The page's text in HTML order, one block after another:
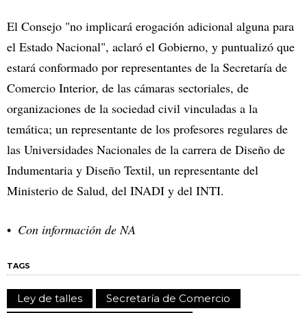
El Consejo "no implicará erogación adicional alguna para
el Estado Nacional", aclaró el Gobierno, y puntualizó que
estará conformado por representantes de la Secretaría de
Comercio Interior, de las cámaras sectoriales, de
organizaciones de la sociedad civil vinculadas a la
temática; un representante de los profesores regulares de
las Universidades Nacionales de la carrera de Diseño de
Indumentaria y Diseño Textil, un representante del
Ministerio de Salud, del INADI y del INTI.
Con información de NA
TAGS
Ley de talles
Secretaría de Comercio